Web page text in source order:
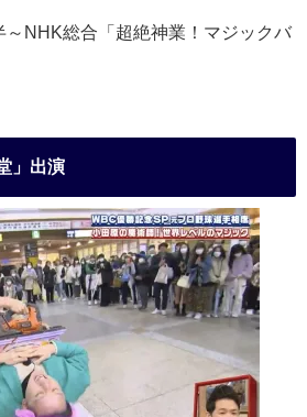
NHK総合「超絶神業！マジックバ
」出演